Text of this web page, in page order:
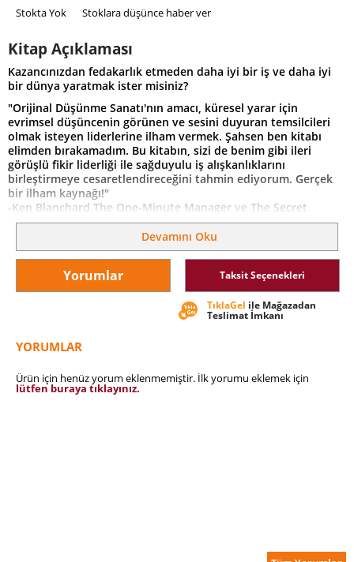
Stokta Yok Stoklara düşünce haber ver
Kitap Açıklaması
Kazancınızdan fedakarlık etmeden daha iyi bir iş ve daha iyi
bir dünya yaratmak ister misiniz?
"Orijinal Düşünme Sanatı'nın amacı, küresel yarar için
evrimsel düşüncenin görünen ve sesini duyuran temsilcileri
olmak isteyen liderlerine ilham vermek. Şahsen ben kitabı
elimden bırakamadım. Bu kitabın, sizi de benim gibi ileri
görüşlü fikir liderliği ile sağduyulu iş alışkanlıklarını
birleştirmeye cesaretlendireceğini tahmin ediyorum. Gerçek
bir ilham kaynağı!"
-Ken Blanchard The One-Minute Manager ve The Secret
kitaplarının ortak yazarı
"Hepimizin Jan Phillips'in kitabını okuması ve onun kendimizi
yanılmasalardan kurtarma, daha iyi bir hayat ve iş dünyası
yaratma mücalesini benimsememiz gerek."
Devamını Oku
Yorumlar Taksit Seçenekleri
TıklaGel ile Mağazadan
Teslimat İmkanı
YORUMLAR
Ürün için henüz yorum eklenmemiştir. İlk yorumu eklemek için
lütfen buraya tıklayınız.